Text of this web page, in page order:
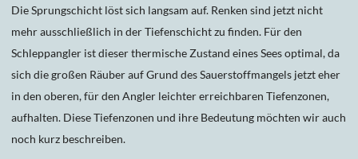
Die Sprungschicht löst sich langsam auf. Renken sind jetzt nicht
mehr ausschließlich in der Tiefenschicht zu finden. Für den
Schleppangler ist dieser thermische Zustand eines Sees optimal, da
sich die großen Räuber auf Grund des Sauerstoffmangels jetzt eher
in den oberen, für den Angler leichter erreichbaren Tiefenzonen,
aufhalten. Diese Tiefenzonen und ihre Bedeutung möchten wir auch
noch kurz beschreiben.